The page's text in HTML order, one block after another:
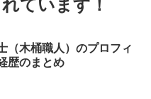
ています！
（木桶職人）のプロフィ
歴のまとめ